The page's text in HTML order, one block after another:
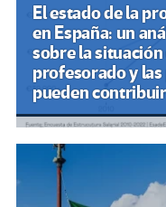
El estado de la
en España: un
sobre la
profesorado y
pueden